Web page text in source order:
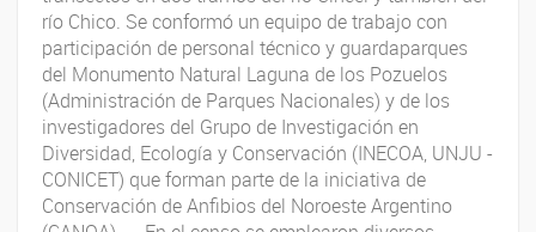
río Chico. Se conformó un equipo de trabajo con
participación de personal técnico y guardaparques
del Monumento Natural Laguna de los Pozuelos
(Administración de Parques Nacionales) y de los
investigadores del Grupo de Investigación en
Diversidad, Ecología y Conservación (INECOA, UNJU -
CONICET) que forman parte de la iniciativa de
Conservación de Anfibios del Noroeste Argentino